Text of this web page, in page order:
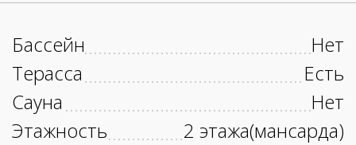
Бассейн
Нет
Терасса
Есть
Сауна
Нет
Этажность
2 этажа(мансарда)